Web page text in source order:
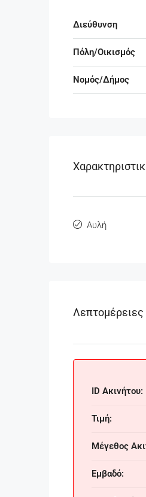
Διεύθυνση
Πόλη/Οικισμός
Νομός/Δήμος
Αυλή
Λεπτομέρειες
ID Ακινήτου:
Τιμή:
Μέγεθος
Εμβαδό: